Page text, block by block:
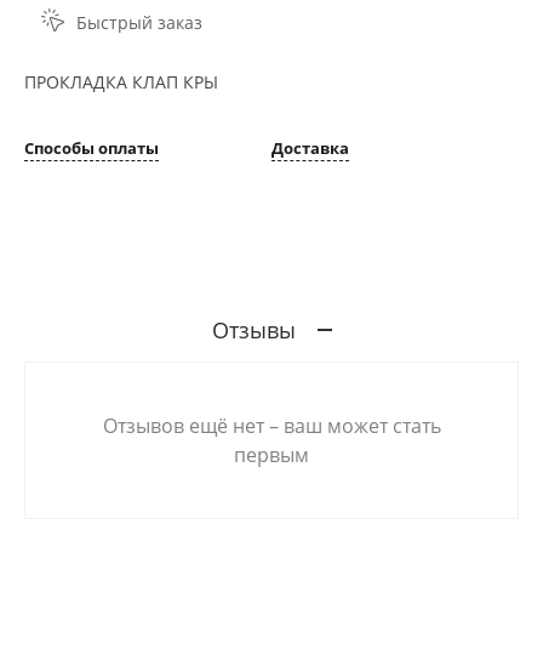
Быстрый заказ
ПРОКЛАДКА КЛАП КРЫ
Способы оплаты Доставка
Отзывы
Отзывов ещё нет – ваш может стать
первым